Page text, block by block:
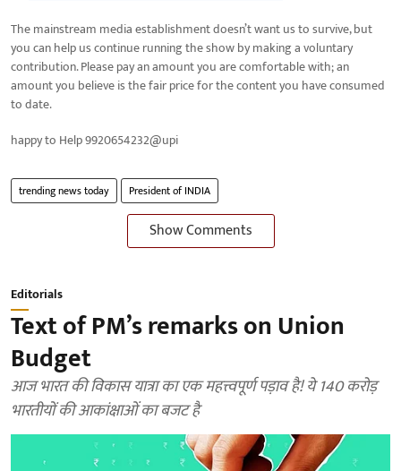
The mainstream media establishment doesn’t want us to survive, but
you can help us continue running the show by making a voluntary
contribution. Please pay an amount you are comfortable with; an
amount you believe is the fair price for the content you have consumed
to date.
happy to Help 9920654232@upi
trending news today President of INDIA
Show Comments
Editorials
Text of PM’s remarks on Union
Budget
आज भारत की विकास यात्रा का एक महत्त्वपूर्ण पड़ाव है! ये 140 करोड़
भारतीयों की आकांक्षाओं का बजट है